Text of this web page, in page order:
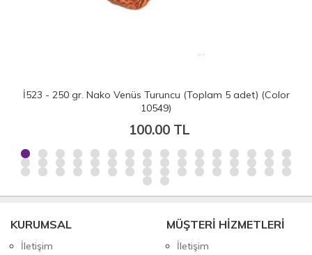
İ523 - 250 gr. Nako Venüs Turuncu (Toplam 5 adet) (Color
10549)
100.00 TL
KURUMSAL
İletişim
MÜŞTERİ HİZMETLERİ
İletişim